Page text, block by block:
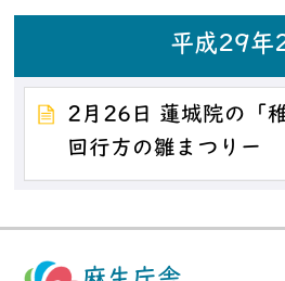
平成29年
2月26日 蓮城院の「
回行方の雛まつりー